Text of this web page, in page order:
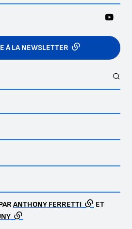
À LA NEWSLETTER
ANTHONY FERRETTI
ET